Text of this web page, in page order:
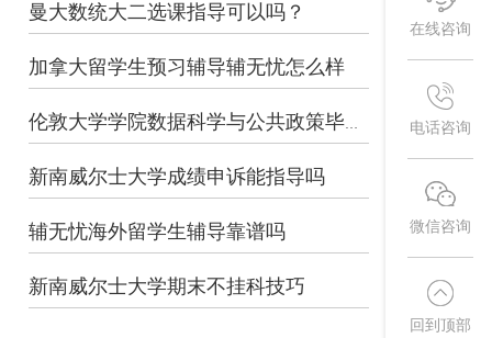
曼大数统大二选课指导可以吗？
加拿大留学生预习辅导辅无忧怎么样
伦敦大学学院数据科学与公共政策毕业论...
新南威尔士大学成绩申诉能指导吗
辅无忧海外留学生辅导靠谱吗
新南威尔士大学期末不挂科技巧
在线咨询
电话咨询
微信咨询
回到顶部